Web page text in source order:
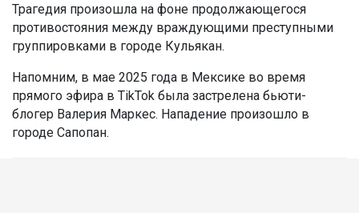
Трагедия произошла на фоне продолжающегося
противостояния между враждующими преступными
группировками в городе Кульякан.
Напомним, в мае 2025 года в Мексике во время
прямого эфира в TikTok была застрелена бьюти-
блогер Валерия Маркес. Нападение произошло в
городе Сапопан.